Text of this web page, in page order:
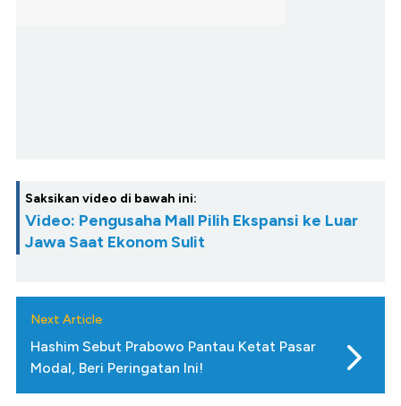
Saksikan video di bawah ini:
Video: Pengusaha Mall Pilih Ekspansi ke Luar
Jawa Saat Ekonom Sulit
Next Article
Hashim Sebut Prabowo Pantau Ketat Pasar
Modal, Beri Peringatan Ini!